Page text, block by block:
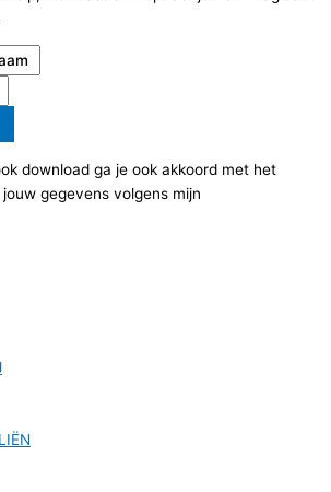
download ga je ook akkoord met het
gegevens volgens mijn